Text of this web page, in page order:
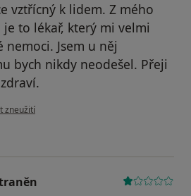
vztřícný k lidem. Z mého
to lékař, který mi velmi
Jsem u něj
bych nikdy neodešel. Přeji
uživatele Pacient
zneužití